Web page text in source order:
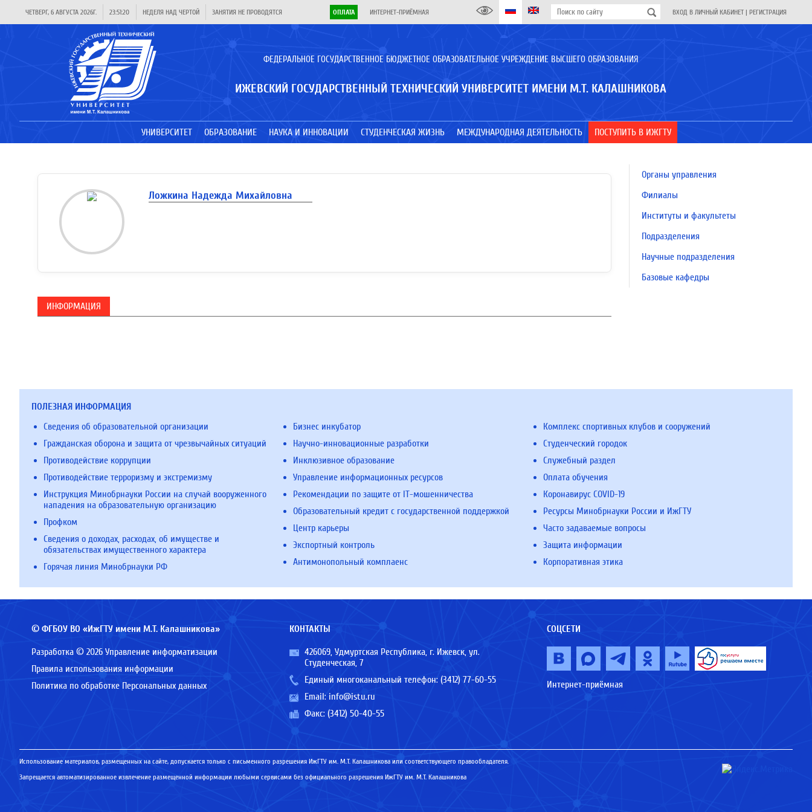
ЧЕТВЕРГ, 6 АВГУСТА 2026Г. 23:51:21 НЕДЕЛЯ НАД ЧЕРТОЙ ЗАНЯТИЯ НЕ ПРОВОДЯТСЯ ОПЛАТА ИНТЕРНЕТ-ПРИЁМНАЯ ВХОД В ЛИЧНЫЙ КАБИНЕТ | РЕГИСТРАЦИЯ
ФЕДЕРАЛЬНОЕ ГОСУДАРСТВЕННОЕ БЮДЖЕТНОЕ ОБРАЗОВАТЕЛЬНОЕ УЧРЕЖДЕНИЕ ВЫСШЕГО ОБРАЗОВАНИЯ
ИЖЕВСКИЙ ГОСУДАРСТВЕННЫЙ ТЕХНИЧЕСКИЙ УНИВЕРСИТЕТ ИМЕНИ М.Т. КАЛАШНИКОВА
УНИВЕРСИТЕТ ОБРАЗОВАНИЕ НАУКА И ИННОВАЦИИ СТУДЕНЧЕСКАЯ ЖИЗНЬ МЕЖДУНАРОДНАЯ ДЕЯТЕЛЬНОСТЬ ПОСТУПИТЬ В ИЖГТУ
Ложкина Надежда Михайловна
ИНФОРМАЦИЯ
Органы управления
Филиалы
Институты и факультеты
Подразделения
Научные подразделения
Базовые кафедры
ПОЛЕЗНАЯ ИНФОРМАЦИЯ
Сведения об образовательной организации
Гражданская оборона и защита от чрезвычайных ситуаций
Противодействие коррупции
Противодействие терроризму и экстремизму
Инструкция Минобрнауки России на случай вооруженного
нападения на образовательную организацию
Профком
Сведения о доходах, расходах, об имуществе и
обязательствах имущественного характера
Горячая линия Минобрнауки РФ
Бизнес инкубатор
Научно-инновационные разработки
Инклюзивное образование
Управление информационных ресурсов
Рекомендации по защите от IT-мошенничества
Образовательный кредит с государственной поддержкой
Центр карьеры
Экспортный контроль
Антимонопольный комплаенс
Комплекс спортивных клубов и сооружений
Студенческий городок
Служебный раздел
Оплата обучения
Коронавирус COVID-19
Ресурсы Минобрнауки России и ИжГТУ
Часто задаваемые вопросы
Защита информации
Корпоративная этика
© ФГБОУ ВО «ИжГТУ имени М.Т. Калашникова»
Разработка © 2026 Управление информатизации
Правила использования информации
Политика по обработке Персональных данных
КОНТАКТЫ
426069, Удмуртская Республика, г. Ижевск, ул.
Студенческая, 7
Единый многоканальный телефон: (3412) 77-60-55
Email: info@istu.ru
Факс: (3412) 50-40-55
СОЦСЕТИ
Интернет-приёмная
Использование материалов, размещенных на сайте, допускается только с письменного разрешения ИжГТУ им. М.Т. Калашникова или соответствующего правообладателя.
Запрещается автоматизированное извлечение размещенной информации любыми сервисами без официального разрешения ИжГТУ им. М.Т. Калашникова